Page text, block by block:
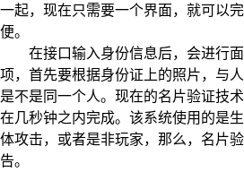
一起，现在只需要一个界面，就可以
便。
在接口输入身份信息后，会进行面
项，首先要根据身份证上的照片，与
是不是同一个人。现在的名片验证技
在几秒钟之内完成。该系统使用的是
体攻击，或者是非玩家，那么，名片
告。